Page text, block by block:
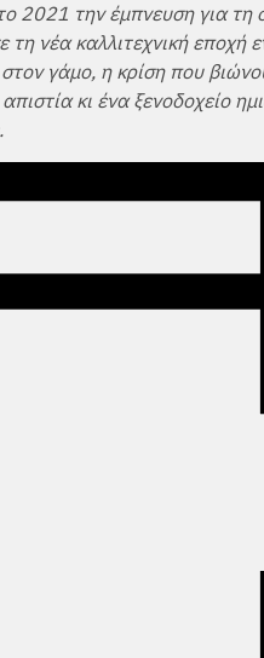
2021 την έμπνευση για τη
τη νέα καλλιτεχνική εποχή
γάμο, η κρίση που
κι ένα ξενοδοχείο